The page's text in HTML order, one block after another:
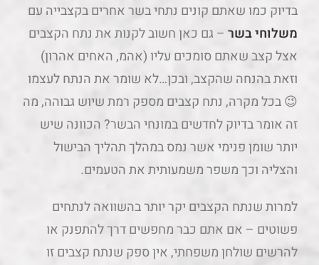
בדיוק כמו שאתם קונים נתחי בשר אחרים בקצבייה עם
משלוחי בשר – גם כאן חשוב לקנות את נתח הקצבים
אצל קצב שאתם סומכים עליו (אהמ, האחים אהרון)
וזאת בהנחה שהקצב, ובכן…לא שומר את הנתח לעצמו
😉 בכל מקרה, נתח קצבים מספק רמת שיוש גבוהה, מה
זה אומר בדיוק לחדשים במונחי הבשר? הכוונה שיש
יותר שומן פנימי אשר נמס במהלך תהליך הבישול
והצליה וכך משפר משמעותית את הטעמים.
למרות שנתח הקצבים יקר יותר בהשוואה לנתחים
פשוטים – אם אתם כבר מחפשים דרך להתפנק או
להרשים שולחן משפחתי, אין ספק שנתח קצבים זו